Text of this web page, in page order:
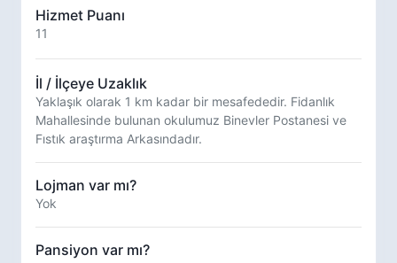
Hizmet Puanı
11
İl / İlçeye Uzaklık
Yaklaşık olarak 1 km kadar bir mesafededir. Fidanlık
Mahallesinde bulunan okulumuz Binevler Postanesi ve
Fıstık araştırma Arkasındadır.
Lojman var mı?
Yok
Pansiyon var mı?